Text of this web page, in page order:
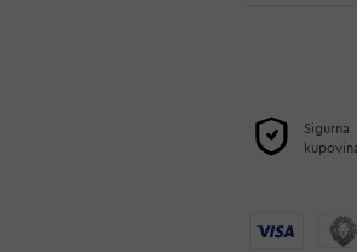
Sigurna